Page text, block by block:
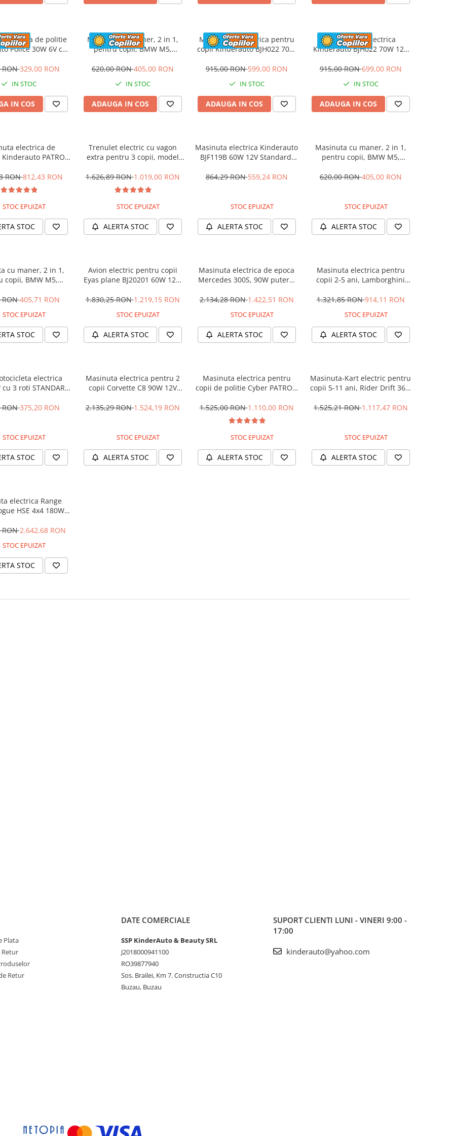
electrica de politie
Police 30W 6V cu
culoare Rosu
RON329,00 RON
IN STOC
IN COS
Masinuta cu maner, 2 in 1,
pentru copii, BMW M5,
620,00 RON405,00 RON
IN STOC
ADAUGA IN COS
Motocicleta electrica pentru
copii Kinderauto BJH022 70W
915,00 RON599,00 RON
IN STOC
ADAUGA IN COS
Motocicleta electrica
Kinderauto BJH022 70W 12V
culoare Rosie
915,00 RON699,00 RON
IN STOC
ADAUGA IN COS
electrica de
PATROL
RON812,43 RON
STOC EPUIZAT
STOC
Trenulet electric cu vagon
extra pentru 3 copii, model
music player, albastru
1.626,89 RON1.019,00 RON
STOC EPUIZAT
ALERTA STOC
Masinuta electrica Kinderauto
BJF119B 60W 12V Standard,
864,29 RON559,24 RON
STOC EPUIZAT
ALERTA STOC
Masinuta cu maner, 2 in 1,
pentru copii, BMW M5,
620,00 RON405,00 RON
STOC EPUIZAT
ALERTA STOC
cu maner, 2 in 1,
copii, BMW M5,
RON405,71 RON
STOC EPUIZAT
STOC
Avion electric pentru copii
Eyas plane BJ20201 60W 12V,
1.830,25 RON1.219,15 RON
STOC EPUIZAT
ALERTA STOC
Masinuta electrica de epoca
Mercedes 300S, 90W putere,
2.134,28 RON1.422,51 RON
STOC EPUIZAT
ALERTA STOC
Masinuta electrica pentru
copii 2-5 ani, Lamborghini
12V, galbena
1.321,85 RON914,11 RON
STOC EPUIZAT
ALERTA STOC
electrica
cu 3 roti STANDARD
RON375,20 RON
STOC EPUIZAT
STOC
Masinuta electrica pentru 2
copii Corvette C8 90W 12V
2.135,29 RON1.524,19 RON
STOC EPUIZAT
ALERTA STOC
Masinuta electrica pentru
copii de politie Cyber PATROL,
90W, 12V, Black & White
1.525,00 RON1.110,00 RON
STOC EPUIZAT
ALERTA STOC
Masinuta-Kart electric pentru
copii 5-11 ani, Rider Drift 360,
1.525,21 RON1.117,47 RON
STOC EPUIZAT
ALERTA STOC
electrica Range
HSE 4x4 180W
RON2.642,68 RON
STOC EPUIZAT
STOC
Plata
Retur
Retur
DATE COMERCIALE
SSP KinderAuto & Beauty SRL
J2018000941100
RO39877940
Sos. Brailei, Km 7. Constructia C10
Buzau, Buzau
SUPORT CLIENTI LUNI - VINERI 9:00 -
17:00
kinderauto@yahoo.com